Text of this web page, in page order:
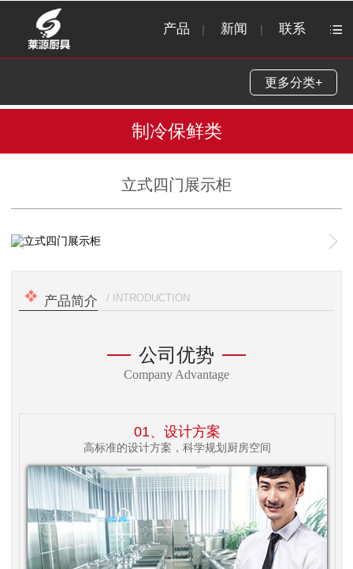
产品 | 新闻 | 联系
更多分类+
制冷保鲜类
立式四门展示柜
1
产品简介 / INTRODUCTION
公司优势
Company Advantage
01、设计方案
高标准的设计方案，科学规划厨房空间